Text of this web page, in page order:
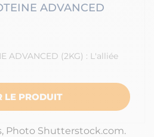
ADVANCED
ADVANCED (2KG) : L'alliée
LE PRODUIT
Photo Shutterstock.com.